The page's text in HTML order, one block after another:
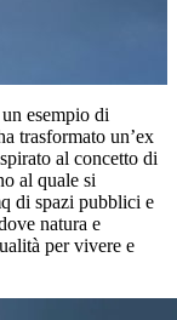
esempio di
trasformato un’ex
al concetto di
al quale si
di spazi pubblici e
natura e
per vivere e